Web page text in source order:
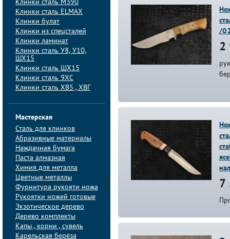
Клинки сталь M390
Клинки сталь ELMAX
Клинки булат
Клинки из спецсталей
Клинки ламинат
Клинки сталь У8, У10,
ШХ15
Клинки сталь ШХ15
Клинки сталь 9ХС
Клинки сталь ХВ5 , ХВГ
Мастерская
Сталь для клинков
Абразивные материалы
Наждачная бумага
Паста алмазная
Химия для металла
Цветные металлы
Фурнитура рукояти ножа
Рукоятки ножей готовые
Экзотическое дерево
Дерево комплекты
Капы , корни , сувель
Карельская берёза
/
2
7